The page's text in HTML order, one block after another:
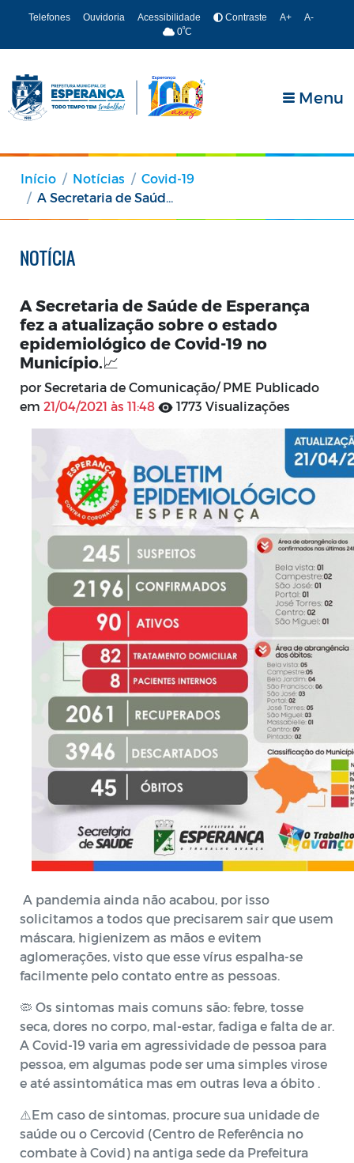
Telefones Ouvidoria Acessibilidade Contraste A+
A-
0ºC
Menu
Início Notícias
Covid-19
A Secretaria de Saúde de Esperança fez a atualização sobre o estado epidemiológico de Covid-19 no Município.📈
NOTÍCIA
A Secretaria de Saúde de Esperança
fez a atualização sobre o estado
epidemiológico de Covid-19 no
Município.📈
por Secretaria de Comunicação/ PME Publicado
em 21/04/2021 às 11:48 1773 Visualizações
A pandemia ainda não acabou, por isso
solicitamos a todos que precisarem sair que usem
máscara, higienizem as mãos e evitem
aglomerações, visto que esse vírus espalha-se
facilmente pelo contato entre as pessoas.
🦠 Os sintomas mais comuns são: febre, tosse
seca, dores no corpo, mal-estar, fadiga e falta de ar.
A Covid-19 varia em agressividade de pessoa para
pessoa, em algumas pode ser uma simples virose
e até assintomática mas em outras leva a óbito .
⚠️Em caso de sintomas, procure sua unidade de
saúde ou o Cercovid (Centro de Referência no
combate à Covid) na antiga sede da Prefeitura